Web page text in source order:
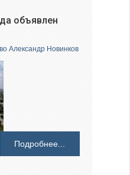
объявлен
Александр Новинков
Подробнее...